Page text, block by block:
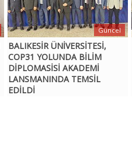
BALIKESİR ÜNİVERSİTESİ,
COP31 YOLUNDA BİLİM
DİPLOMASİSİ AKADEMİ
LANSMANINDA TEMSİL
EDİLDİ
Güncel